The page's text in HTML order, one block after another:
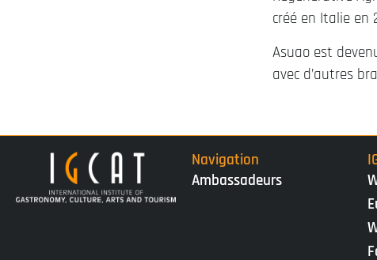
créé en Italie en
Asuao est
avec d’autres
Navigation
Ambassadeurs